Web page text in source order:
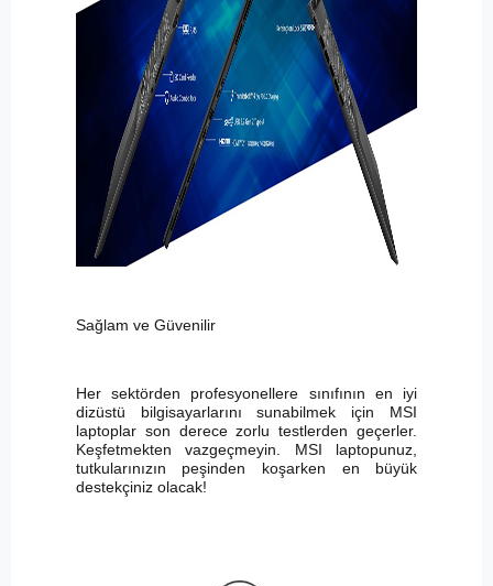
Sağlam ve Güvenilir
Her sektörden profesyonellere sınıfının en iyi
dizüstü bilgisayarlarını sunabilmek için MSI
laptoplar son derece zorlu testlerden geçerler.
Keşfetmekten vazgeçmeyin. MSI laptopunuz,
tutkularınızın peşinden koşarken en büyük
destekçiniz olacak!